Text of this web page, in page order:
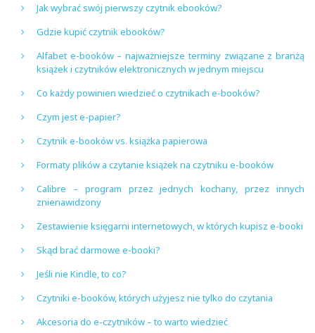
Jak wybrać swój pierwszy czytnik ebooków?
Gdzie kupić czytnik ebooków?
Alfabet e-booków – najważniejsze terminy związane z branżą
książek i czytników elektronicznych w jednym miejscu
Co każdy powinien wiedzieć o czytnikach e-booków?
Czym jest e-papier?
Czytnik e-booków vs. książka papierowa
Formaty plików a czytanie książek na czytniku e-booków
Calibre – program przez jednych kochany, przez innych
znienawidzony
Zestawienie księgarni internetowych, w których kupisz e-booki
Skąd brać darmowe e-booki?
Jeśli nie Kindle, to co?
Czytniki e-booków, których użyjesz nie tylko do czytania
Akcesoria do e-czytników – to warto wiedzieć